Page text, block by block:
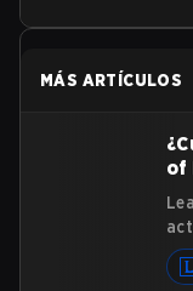
MÁS ARTÍCULOS
of